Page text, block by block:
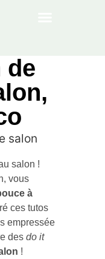
de
salon !
vous
à
ces tutos
empressée
desdo it
!